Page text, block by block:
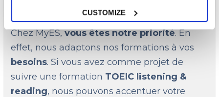
CUSTOMIZE
besoins selon votre objectif
Chez MyES,vous êtes notre priorité. En
effet, nous adaptons nos formations à vos
besoins. Si vous avez comme projet de
suivre une formation TOEIC listening &
reading, nous pouvons accentuer votre